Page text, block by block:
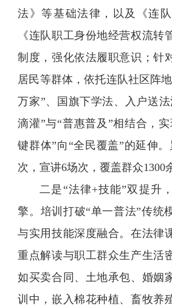
法》等基础法律，以及《连队
《连队职工身份地经营权流转
制度，强化依法履职意识；针
居民等群体，依托连队社区阵
万家”、国旗下学法、入户送
滴灌”与“普惠普及”相结合，
键群体”向“全民覆盖”的延伸
次，宣讲6场次，覆盖群众1300
二是“法律+技能”双提升
擎。培训打破“单一普法”传统
与实用技能深度融合。在法律
重点解读与职工群众生产生活
如买卖合同、土地承包、婚姻
训中，嵌入棉花种植、畜牧养